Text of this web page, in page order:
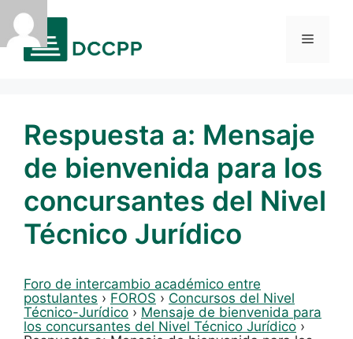
Saltar
contenido
Menú
Respuesta a: Mensaje
de bienvenida para los
concursantes del Nivel
Técnico Jurídico
Foro de intercambio académico entre
postulantes › FOROS › Concursos del Nivel
Técnico-Jurídico › Mensaje de bienvenida para
los concursantes del Nivel Técnico Jurídico ›